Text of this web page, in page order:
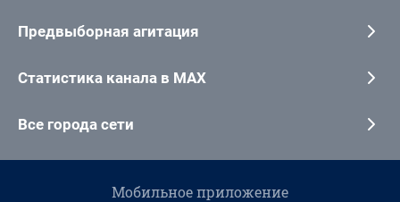
Предвыборная агитация
Статистика канала в MAX
Все города сети
Мобильное приложение